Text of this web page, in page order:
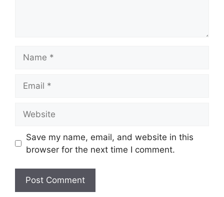
Save my name, email, and website in this
browser for the next time I comment.